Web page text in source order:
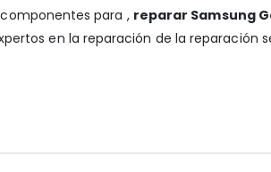
para , reparar Samsung
en la reparación de la reparación